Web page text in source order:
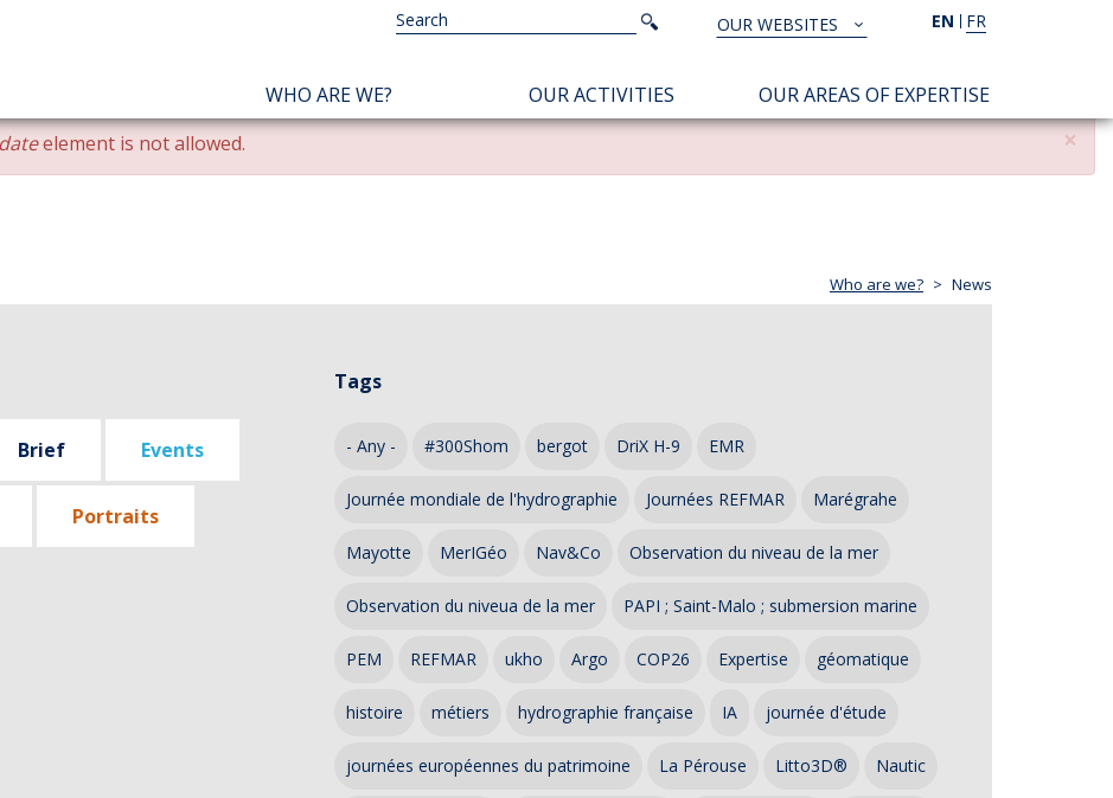
EN FR
TOUS
NOS
SITES
OUR WEBSITES
Search
Search
NAVIGATION
PRINCIPALE
WHO ARE WE? OUR ACTIVITIES OUR AREAS OF EXPERTISE
×
element is not allowed.
Who are we? News
Brief Events
Portraits
Tags
- Any - #300Shom bergot DriX H-9 EMR
Journée mondiale de l'hydrographie Journées REFMAR Marégrahe
Mayotte MerIGéo Nav&Co Observation du niveau de la mer
Observation du niveua de la mer PAPI ; Saint-Malo ; submersion marine
PEM REFMAR ukho Argo COP26 Expertise géomatique
histoire métiers hydrographie française IA journée d'étude
journées européennes du patrimoine La Pérouse Litto3D® Nautic